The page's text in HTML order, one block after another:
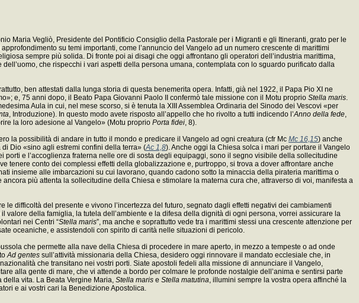
Maria Vegliò, Presidente del Pontificio Consiglio della Pastorale per i Migranti e gli Itineranti, grato per le
su temi importanti, come l’annuncio del Vangelo ad un numero crescente di marittimi
sempre più solida. Di fronte poi ai disagi che oggi affrontano gli operatori dell’industria marittima,
che rispecchi i vari aspetti della persona umana, contemplata con lo sguardo purificato dalla
ben attestati dalla lunga storia di questa benemerita opera. Infatti, già nel 1922, il Papa Pio XI ne
e, 75 anni dopo, il Beato Papa Giovanni Paolo II confermò tale missione con il Motu proprio Stella maris
Aula in cui, nel mese scorso, si è tenuta la XIII Assemblea Ordinaria del Sinodo dei Vescovi «per
, Introduzione). In questo modo avete risposto all’appello che ho rivolto a tutti indicendo l’Anno della fede
la loro adesione al Vangelo» (Motu proprio Porta fidei , 8).
la possibilità di andare in tutto il mondo e predicare il Vangelo ad ogni creatura (cfr Mc Mc 16,15) anche
Dio «sino agli estremi confini della terra» (Ac 1,8). Anche oggi la Chiesa solca i mari per portare il Vangelo
e l’accoglienza fraterna nelle ore di sosta degli equipaggi, sono il segno visibile della sollecitudine
conto dei complessi effetti della globalizzazione e, purtroppo, si trova a dover affrontare anche
insieme alle imbarcazioni su cui lavorano, quando cadono sotto la minaccia della pirateria marittima o
più attenta la sollecitudine della Chiesa e stimolare la materna cura che, attraverso di voi, manifesta a
difficoltà del presente e vivono l’incertezza del futuro, segnato dagli effetti negativi dei cambiamenti
della famiglia, la tutela dell’ambiente e la difesa della dignità di ogni persona, vorrei assicurare la
nei Centri “Stella maris”, ma anche e soprattutto vede tra i marittimi stessi una crescente attenzione per
oceaniche, e assistendoli con spirito di carità nelle situazioni di pericolo.
che permette alla nave della Chiesa di procedere in mare aperto, in mezzo a tempeste o ad onde
Ad gentes sull’attività missionaria della Chiesa, desidero oggi rinnovare il mandato ecclesiale che, in
che transitano nei vostri porti. Siate apostoli fedeli alla missione di annunciare il Vangelo,
alla gente di mare, che vi attende a bordo per colmare le profonde nostalgie dell’anima e sentirsi parte
vita. La Beata Vergine Maria, Stella maris e Stella matutina , illumini sempre la vostra opera affinché la
e ai vostri cari la Benedizione Apostolica.